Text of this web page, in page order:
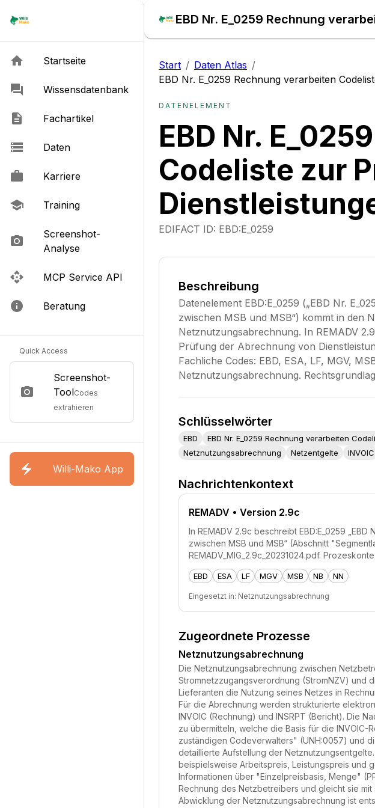
Startseite
Wissensdatenbank
Fachartikel
Daten
Karriere
Training
Screenshot-
Analyse
MCP Service API
Beratung
Quick Access
Screenshot-
ToolCodes
extrahieren
Willi-Mako App
Start / Daten Atlas /
EBD Nr. E_0259 Rechnung verarbeiten
DATENELEMENT
EBD Nr.
Codeliste zur
EDIFACT ID: EBD:E_0259
Beschreibung
Datenelement EBD:E_0259 („EBD Nr.
zwischen MSB und MSB“) kommt in den
Netznutzungsabrechnung. In REMADV
Prüfung der Abrechnung von
Fachliche Codes: EBD, ESA, LF, MGV,
Netznutzungsabrechnung.
Schlüsselwörter
EBD EBD Nr. E_0259 Rechnung verarbeiten
Netznutzungsabrechnung
Netzentgelte INVOIC
Nachrichtenkontext
REMADV • Version 2.9c
In REMADV 2.9c beschreibt EBD:E_0259
zwischen MSB und MSB“ (Abschnitt
REMADV_MIG_2.9c_20231024.pdf.
EBD ESA LF MGV MSB NB NN
Eingesetzt in: Netznutzungsabrechnung
Zugeordnete Prozesse
Netznutzungsabrechnung
Die Netznutzungsabrechnung zwischen
Stromnetzzugangsverordnung (StromNZV) und
Lieferanten die Nutzung seines Netzes in
Für die Abrechnung werden strukturierte
INVOIC (Rechnung) und INSRPT (Bericht). Die
zu übermitteln, welche die Basis für die
zuständigen Codeverwalters" (UNH:0057) und
detaillierte Aufstellung der
beispielsweise Arbeitspreis, Leistungspreis und
Informationen über "Einzelpreisbasis, Menge"
Rechnung des Netzbetreibers und gleicht sie
Abwicklung der Netznutzungsabrechnung ist